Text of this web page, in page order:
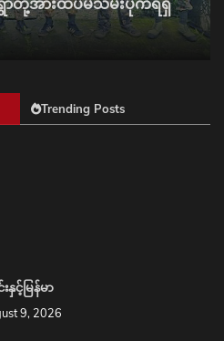
ရွာတို့အားထပ်မံသိမ်းပိုက်ရရှိ
Trending Posts
နှင့်မြန်မာ
9, 2026